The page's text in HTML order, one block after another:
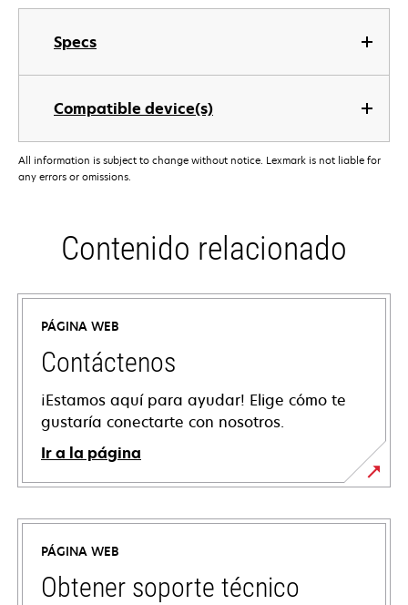
Specs
Compatible device(s)
All information is subject to change without notice. Lexmark is not liable for
any errors or omissions.
Contenido relacionado
PÁGINA WEB
Contáctenos
¡Estamos aquí para ayudar! Elige cómo te
gustaría conectarte con nosotros.
Ir a la página
PÁGINA WEB
Obtener soporte técnico